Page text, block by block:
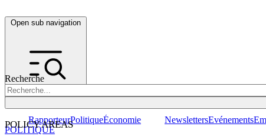
Open sub navigation
Recherche
POLICY AREAS
RapporteurPolitiqueÉconomie NewslettersEvénements
POLITIQUE